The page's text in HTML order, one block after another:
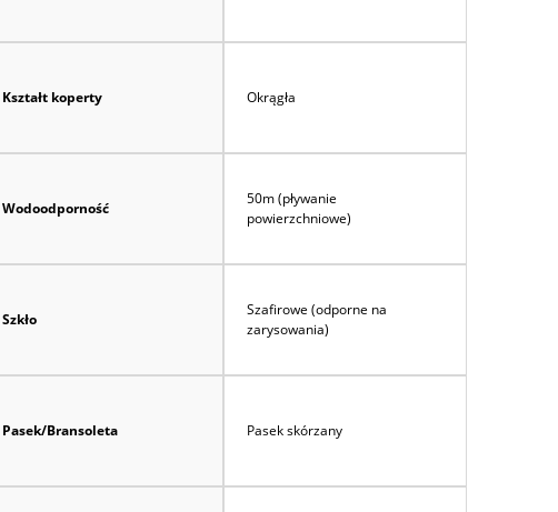
Kształt koperty Okrągła
Wodoodporność
50m (pływanie
powierzchniowe)
Szkło
Szafirowe (odporne na
zarysowania)
Pasek/Bransoleta Pasek skórzany